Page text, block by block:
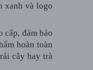
xanh và logo
cấp, đảm bảo
hoàn toàn
cây hay trà